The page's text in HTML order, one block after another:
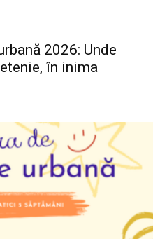
2026: Unde
în inima